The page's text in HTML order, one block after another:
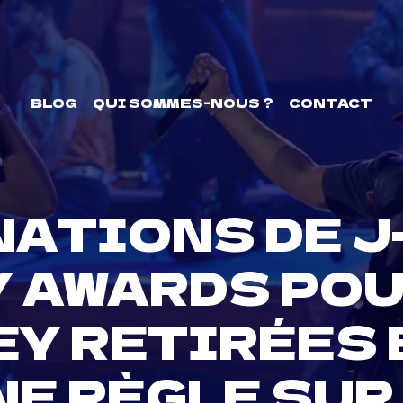
BLOG QUI SOMMES-NOUS ? CONTACT
DE
AWARDS
RETIRÉES